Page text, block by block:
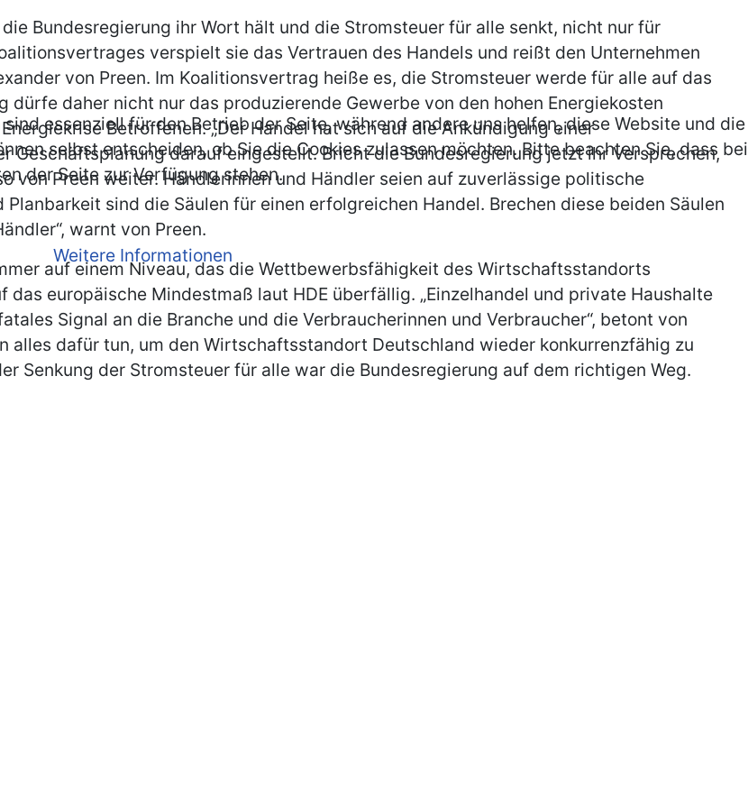
Bundesregierung ihr Wort hält und die Stromsteuer für alle senkt, nicht nur für
verspielt sie das Vertrauen des Handels und reißt den Unternehmen
von Preen. Im Koalitionsvertrag heiße es, die Stromsteuer werde für alle auf das
daher nicht nur das produzierende Gewerbe von den hohen Energiekosten
Betroffenen. „Der Handel hat sich auf die Ankündigung einer
Geschäftsplanung darauf eingestellt. Bricht die Bundesregierung jetzt ihr Versprechen,
von Preen weiter. Händlerinnen und Händler seien auf zuverlässige politische
sind die Säulen für einen erfolgreichen Handel. Brechen diese beiden Säulen
warnt von Preen.
auf einem Niveau, das die Wettbewerbsfähigkeit des Wirtschaftsstandorts
europäische Mindestmaß laut HDE überfällig. „Einzelhandel und private Haushalte
Signal an die Branche und die Verbraucherinnen und Verbraucher“, betont von
alles dafür tun, um den Wirtschaftsstandort Deutschland wieder konkurrenzfähig zu
Senkung der Stromsteuer für alle war die Bundesregierung auf dem richtigen Weg.
essenziell für den Betrieb der Seite, während andere uns helfen, diese Website und die
selbst entscheiden, ob Sie die Cookies zulassen möchten. Bitte beachten Sie, dass bei
der Seite zur Verfügung stehen.
Weitere Informationen